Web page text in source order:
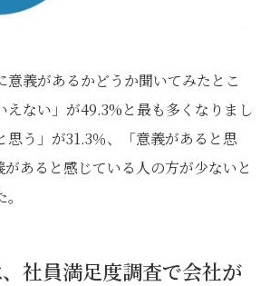
意義があるかどうか聞いてみたとこ
えない」が49.3%と最も多くなりまし
思う」が31.3％、「意義があると思
があると感じている人の方が少ないと
社員満足度調査で会社が